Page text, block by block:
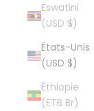
Eswatini
(USD $)
États-Unis
(USD $)
Éthiopie
(ETB Br)